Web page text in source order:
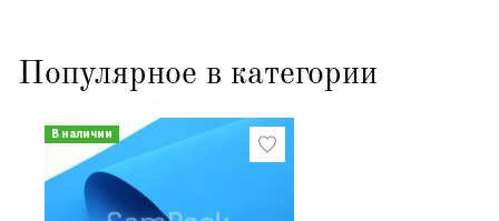
Популярное в категории
В наличии